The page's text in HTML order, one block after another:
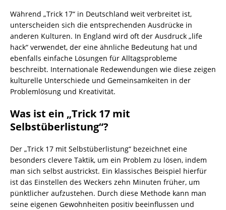
Während „Trick 17“ in Deutschland weit verbreitet ist,
unterscheiden sich die entsprechenden Ausdrücke in
anderen Kulturen. In England wird oft der Ausdruck „life
hack“ verwendet, der eine ähnliche Bedeutung hat und
ebenfalls einfache Lösungen für Alltagsprobleme
beschreibt. Internationale Redewendungen wie diese zeigen
kulturelle Unterschiede und Gemeinsamkeiten in der
Problemlösung und Kreativität.
Was ist ein „Trick 17 mit
Selbstüberlistung“?
Der „Trick 17 mit Selbstüberlistung“ bezeichnet eine
besonders clevere Taktik, um ein Problem zu lösen, indem
man sich selbst austrickst. Ein klassisches Beispiel hierfür
ist das Einstellen des Weckers zehn Minuten früher, um
pünktlicher aufzustehen. Durch diese Methode kann man
seine eigenen Gewohnheiten positiv beeinflussen und